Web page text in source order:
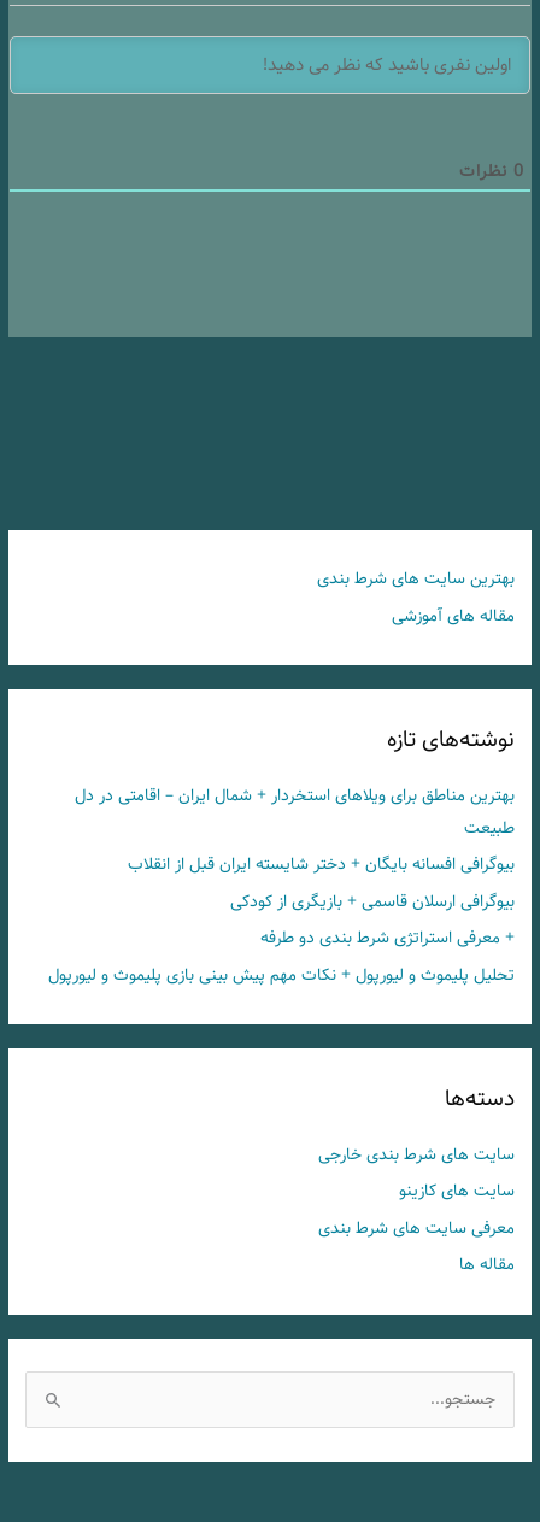
0 نظرات
بهترین سایت های شرط بندی
مقاله های آموزشی
نوشته‌های تازه
بهترین مناطق برای ویلاهای استخردار + شمال ایران – اقامتی در دل
طبیعت
بیوگرافی افسانه بایگان + دختر شایسته ایران قبل از انقلاب
بیوگرافی ارسلان قاسمی + بازیگری از کودکی
+ معرفی استراتژی شرط بندی دو طرفه
تحلیل پلیموث و لیورپول + نکات مهم پیش بینی بازی پلیموث و لیورپول
دسته‌ها
سایت های شرط بندی خارجی
سایت های کازینو
معرفی سایت های شرط بندی
مقاله ها